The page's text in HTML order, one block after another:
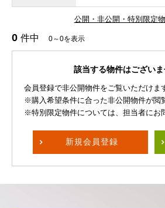
公開・非公開・特別限定
0 件中 0～0を表示
該当する物件はございま
会員登録で非公開物件をご覧いただけま
※購入希望条件に合った非公開物件が閲
※特別限定物件については、担当者にお
新規会員登録